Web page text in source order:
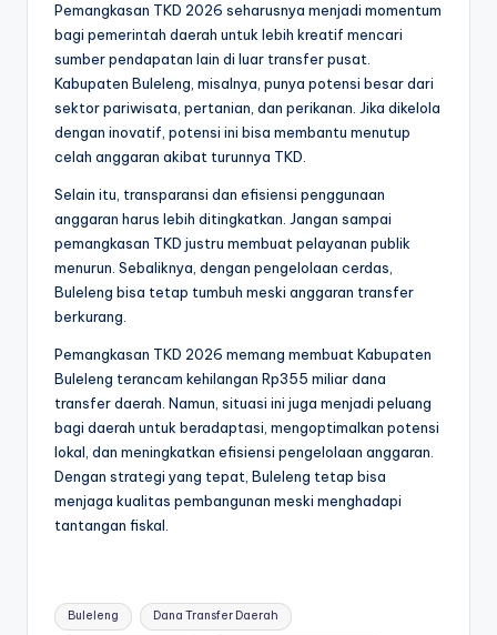
Pemangkasan TKD 2026 seharusnya menjadi momentum
bagi pemerintah daerah untuk lebih kreatif mencari
sumber pendapatan lain di luar transfer pusat.
Kabupaten Buleleng, misalnya, punya potensi besar dari
sektor pariwisata, pertanian, dan perikanan. Jika dikelola
dengan inovatif, potensi ini bisa membantu menutup
celah anggaran akibat turunnya TKD.
Selain itu, transparansi dan efisiensi penggunaan
anggaran harus lebih ditingkatkan. Jangan sampai
pemangkasan TKD justru membuat pelayanan publik
menurun. Sebaliknya, dengan pengelolaan cerdas,
Buleleng bisa tetap tumbuh meski anggaran transfer
berkurang.
Pemangkasan TKD 2026 memang membuat Kabupaten
Buleleng terancam kehilangan Rp355 miliar dana
transfer daerah. Namun, situasi ini juga menjadi peluang
bagi daerah untuk beradaptasi, mengoptimalkan potensi
lokal, dan meningkatkan efisiensi pengelolaan anggaran.
Dengan strategi yang tepat, Buleleng tetap bisa
menjaga kualitas pembangunan meski menghadapi
tantangan fiskal.
Tags:
Buleleng Dana Transfer Daerah